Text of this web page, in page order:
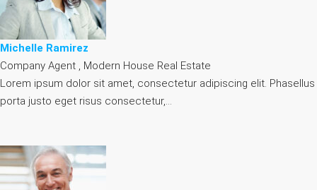
Michelle Ramirez
Company Agent , Modern House Real Estate
Lorem ipsum dolor sit amet, consectetur adipiscing elit. Phasellus
porta justo eget risus consectetur,…